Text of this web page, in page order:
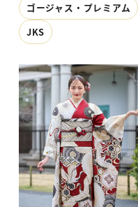
ゴージャス・プレミアム
JKS